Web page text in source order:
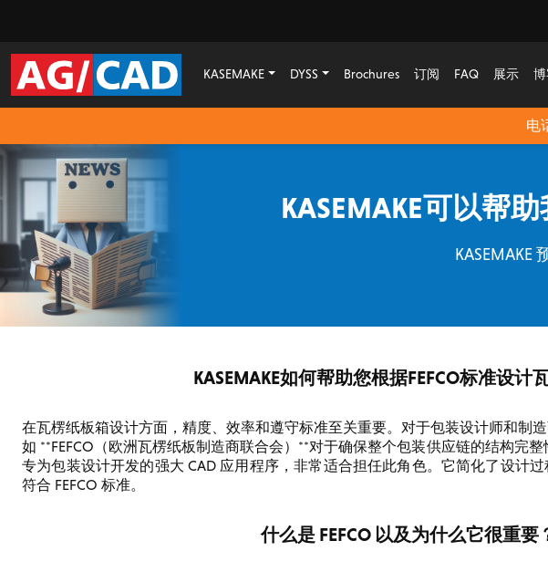
KASEMAKE DYSS Brochures 订阅 FAQ 展示
电
KASEMAKE可以帮
KASEMAKE
KASEMAKE如何帮助您根据FEFCO标准设计
在瓦楞纸板箱设计方面，精度、效率和遵守标准至关重要。对于包装设计师和制
如 **FEFCO（欧洲瓦楞纸板制造商联合会）**对于确保整个包装供应链的结构完整
专为包装设计开发的强大 CAD 应用程序，非常适合担任此角色。它简化了设计
符合 FEFCO 标准。
什么是 FEFCO 以及为什么它很重要